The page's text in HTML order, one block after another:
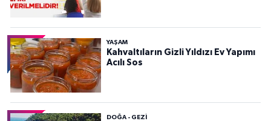
YAŞAM
Kahvaltıların Gizli Yıldızı Ev Yapımı
Acılı Sos
DOĞA - GEZI